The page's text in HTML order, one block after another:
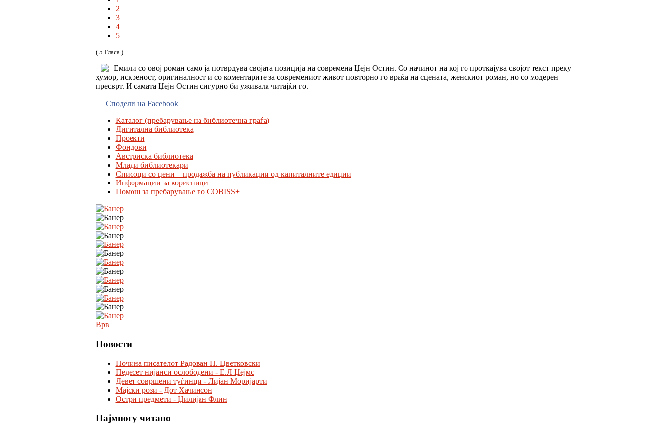
2
3
4
5
( 5 Гласа )
Емили со овој роман само ја потврдува својата позиција на современа Џејн Остин. Со начинот на кој го проткајува својот текст преку
хумор, искреност, оригиналност и со коментарите за современиот живот повторно го враќа на сцената, женскиот роман, но со модерен
пресврт. И самата Џејн Остин сигурно би уживала читајќи го.
Сподели на Facebook
Каталог (пребарување на библиотечна граѓа)
Дигитална библиотека
Проекти
Фондови
Австриска библиотека
Млади библиотекари
Списоци со цени – продажба на публикации од капиталните едиции
Информации за корисници
Помош за пребарување во COBISS+
Врв
Новости
Почина писателот Радован П. Цветковски
Педесет нијанси ослободени - Е.Л Џејмс
Девет совршени туѓинци - Лијан Моријарти
Мајски рози - Дот Хачинсон
Остри предмети - Џилијан Флин
Најмногу читано